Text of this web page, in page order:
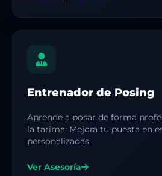
Entrenador de Posing
Aprende a posar de forma
la tarima. Mejora tu puesta en
personalizadas.
Ver Asesoría